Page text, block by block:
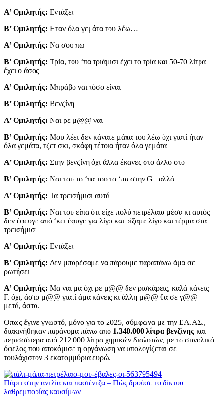
Α’ Ομιλητής: Εντάξει
Β’ Ομιλητής: Ηταν όλα γεμάτα του λέω…
Α’ Ομιλητής: Να σου πω
Β’ Ομιλητής: Τρία, του ‘πα τριάμισι έχει το τρία και 50-70 λίτρα
έχει ο άσος
Α’ Ομιλητής: Μπράβο ναι τόσο είναι
Β’ Ομιλητής: Βενζίνη
Α’ Ομιλητής: Ναι ρε μ@@ ναι
Β’ Ομιλητής: Μου λέει δεν κάνατε μάπα του λέω όχι γιατί ήταν
όλα γεμάτα, τζετ σκι, σκάφη τέτοια ήταν όλα γεμάτα
Α’ Ομιλητής: Στην βενζίνη όχι άλλα έκανες στο άλλο στο
Β’ Ομιλητής: Ναι του το ‘πα του το ‘πα στην G.. αλλά
Α’ Ομιλητής: Τα τρεισήμισι αυτά
Β’ Ομιλητής: Ναι του είπα ότι είχε πολύ πετρέλαιο μέσα κι αυτός
δεν έφευγε από ‘κει έφυγε για λίγο και ρίξαμε λίγο και τέρμα στα
τρεισήμισι
Α’ Ομιλητής: Εντάξει
Β’ Ομιλητής: Δεν μπορέσαμε να πάρουμε παραπάνω άμα σε
ρωτήσει
Α’ Ομιλητής: Μα ναι μα όχι ρε μ@@ δεν ρισκάρεις, καλά κάνεις
Γ. όχι, άστο μ@@ γιατί άμα κάνεις κι άλλη μ@@ θα σε γ@@
μετά, άστο.
Οπως έγινε γνωστό, μόνο για το 2025, σύμφωνα με την ΕΛ.ΑΣ.,
διακινήθηκαν παράνομα πάνω από 1.340.000 λίτρα βενζίνης και
περισσότερα από 212.000 λίτρα χημικών διαλυτών, με το συνολικό
όφελος που αποκόμισε η οργάνωση να υπολογίζεται σε
τουλάχιστον 3 εκατομμύρια ευρώ.
Πάρτι στην αντλία και πασιέντζα – Πώς δρούσε το δίκτυο
λαθρεμπορίας καυσίμων